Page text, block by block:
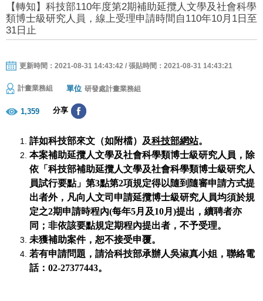
【轉知】科技部110年度第2期補助延攬人文學及社會科學
類博士級研究人員，線上受理申請時間自110年10月1日至
31日止
更新時間：2021-08-31 14:43:42 / 張貼時間：2021-08-31 14:43:21
計畫業務組 單位 研發處計畫業務組
1,359 分享
詳如科技部來文（如附檔）及科技部網站。
本案補助延攬人文學及社會科學類博士級研究人員，除
依「科技部補助延攬人文學及社會科學類博士級研究人
員試行要點」第3點第2項規定得以隨到隨審申請方式提
出者外，凡向人文司申請延攬博士級研究人員均須於規
定之2期申請時程內(每年5月及10月)提出，續聘者亦
同；非依該要點規定期程內提出者，不予受理。
未獲補助案件，恕不接受申覆。
若有申請問題，請洽科技部承辦人吳淑真小姐，聯絡電
話：02-27377443。